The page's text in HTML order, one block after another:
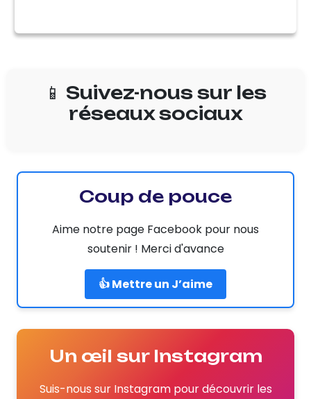
📱 Suivez-nous sur les
réseaux sociaux
Coup de pouce
Aime notre page Facebook pour nous
soutenir ! Merci d'avance
👍 Mettre un J’aime
Un œil sur Instagram
Suis-nous sur Instagram pour découvrir les